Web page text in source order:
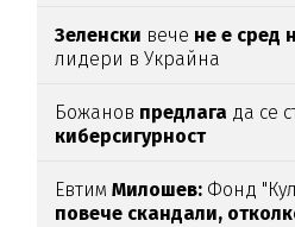
Зеленски вече не е сред
лидери в Украйна
Божанов предлага да се
киберсигурност
ЕвтимМилошев: Фонд
повече скандали,